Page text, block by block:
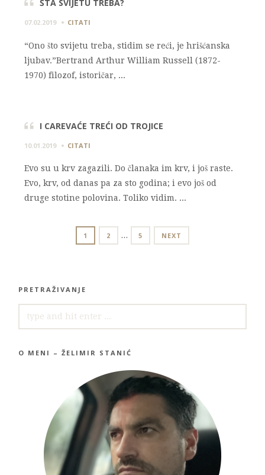
ŠTA SVIJETU TREBA?
07.02.2019 CITATI
“Ono što svijetu treba, stidim se reći, je hrišćanska
ljubav.”Bertrand Arthur William Russell (1872-
1970) filozof, istoričar, ...
I CAREVAĆE TREĆI OD TROJICE
10.01.2019 CITATI
Evo su u krv zagazili. Do članaka im krv, i još raste.
Evo, krv, od danas pa za sto godina; i evo još od
druge stotine polovina. Toliko vidim. ...
NAVIGATION
PAGE
1 PAGE
2 … PAGE
5 NEXT
PRETRAŽIVANJE
FOR:
O MENI – ŽELIMIR STANIĆ